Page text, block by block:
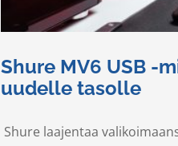
Shure MV6 USB -
uudelle tasolle
Shure laajentaa